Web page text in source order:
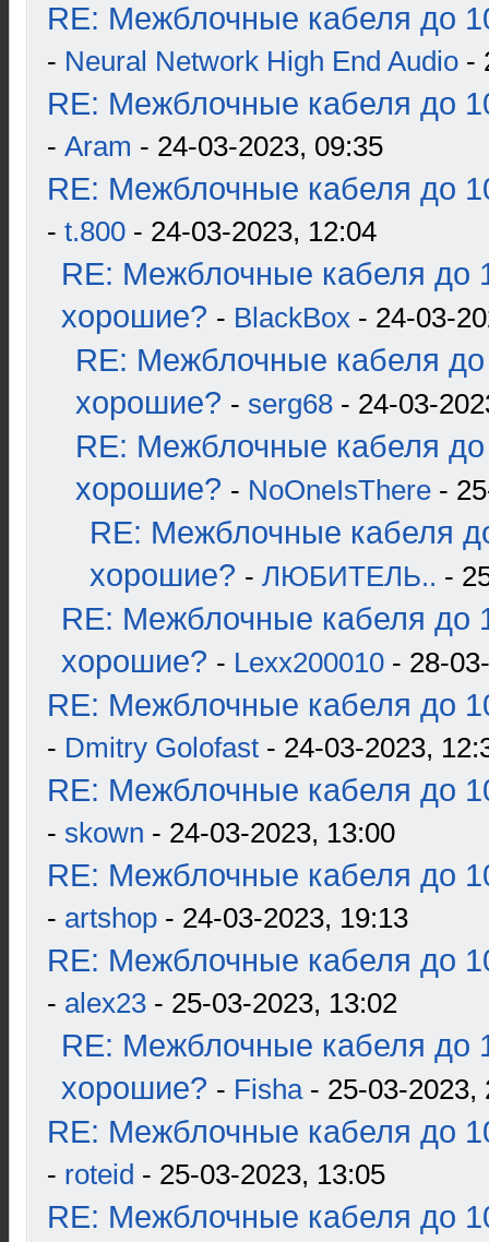
RE: Межблочные кабеля до
- Neural Network High End Audio -
RE: Межблочные кабеля до
- Aram - 24-03-2023, 09:35
RE: Межблочные кабеля до
- t.800 - 24-03-2023, 12:04
RE: Межблочные кабеля до
хорошие? - BlackBox - 24-03-
RE: Межблочные кабеля до
хорошие? - serg68 - 24-03-
RE: Межблочные кабеля до
хорошие? - NoOneIsThere -
RE: Межблочные кабеля
хорошие? - ЛЮБИТЕЛЬ.. -
RE: Межблочные кабеля до
хорошие? - Lexx200010 - 28-
RE: Межблочные кабеля до
- Dmitry Golofast - 24-03-2023,
RE: Межблочные кабеля до
- skown - 24-03-2023, 13:00
RE: Межблочные кабеля до
- artshop - 24-03-2023, 19:13
RE: Межблочные кабеля до
- alex23 - 25-03-2023, 13:02
RE: Межблочные кабеля до
хорошие? - Fisha- 25-03-2023,
RE: Межблочные кабеля до
- roteid - 25-03-2023, 13:05
RE: Межблочные кабеля до